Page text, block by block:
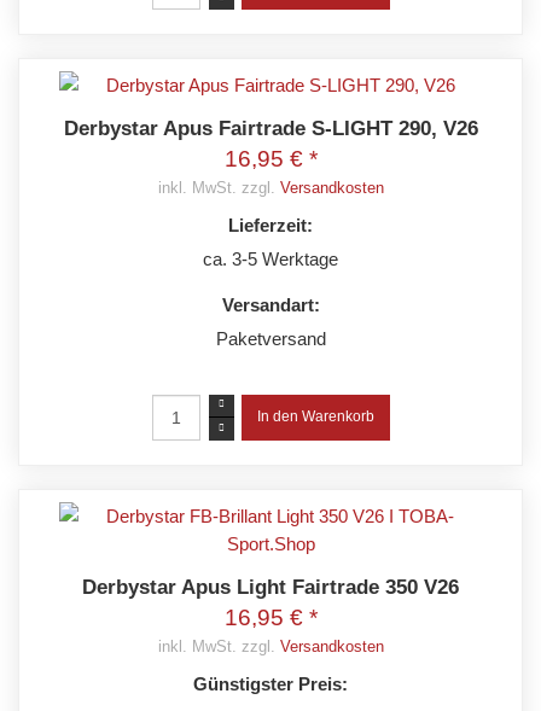
Derbystar Apus Fairtrade S-LIGHT 290, V26
16,95 € *
inkl. MwSt. zzgl. Versandkosten
Lieferzeit:
ca. 3-5 Werktage
Versandart:
Paketversand
Derbystar Apus Light Fairtrade 350 V26
16,95 € *
inkl. MwSt. zzgl. Versandkosten
Günstigster Preis: